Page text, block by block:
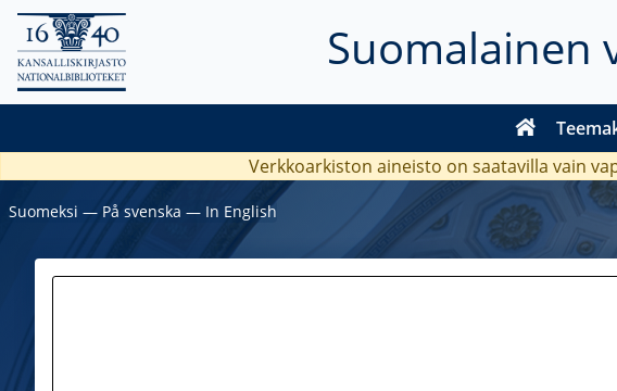
Suomalainen
Verkkoarkiston aineisto on saatavilla vain
Suomeksi ― På svenska ― In English